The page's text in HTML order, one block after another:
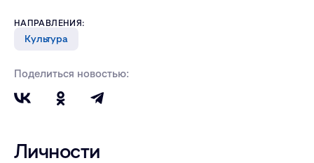
НАПРАВЛЕНИЯ:
Культура
Поделиться новостью:
Личности